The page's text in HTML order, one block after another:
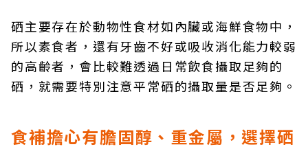
硒主要存在於動物性食材如內臟或海鮮食物中，
所以素食者，還有牙齒不好或吸收消化能力較弱
的高齡者，會比較難透過日常飲食攝取足夠的
硒，就需要特別注意平常硒的攝取量是否足夠。
食補擔心有膽固醇、重金屬，選擇硒